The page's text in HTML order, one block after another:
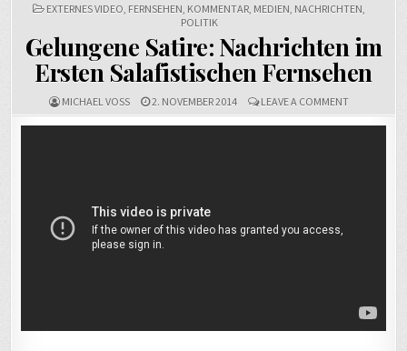
POSTED
EXTERNES VIDEO, FERNSEHEN, KOMMENTAR, MEDIEN, NACHRICHTEN,
POLITIK
Gelungene Satire: Nachrichten im
Ersten Salafistischen Fernsehen
MICHAEL VOSS 2. NOVEMBER 2014 LEAVE A COMMENTON
GELUNGENE
SATIRE: